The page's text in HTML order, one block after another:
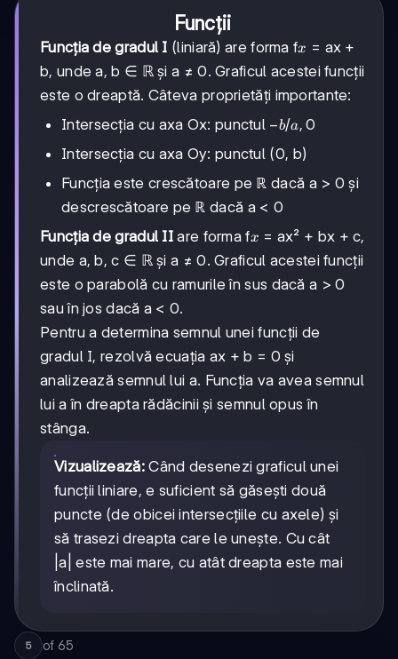
Funcții
Funcția de gradul I (liniară) are forma fx
x = ax +
b, unde a, b ∈ ℝ și a ≠ 0. Graficul acestei funcții
este o dreaptă. Câteva proprietăți importante:
Intersecția cu axa Ox: punctul -
0
−b/a, 0
Intersecția cu axa Oy: punctul (0, b)
Funcția este crescătoare pe ℝ dacă a > 0 și
descrescătoare pe ℝ dacă a < 0
Funcția de gradul II are forma fx
x = ax² + bx + c,
unde a, b, c ∈ ℝ și a ≠ 0. Graficul acestei funcții
este o parabolă cu ramurile în sus dacă a > 0
sau în jos dacă a < 0.
Pentru a determina semnul unei funcții de
gradul I, rezolvă ecuația ax + b = 0 și
analizează semnul lui a. Funcția va avea semnul
lui a în dreapta rădăcinii și semnul opus în
stânga.
Vizualizează:Când desenezi graficul unei
funcții liniare, e suficient să găsești două
puncte (de obicei intersecțiile cu axele) și
să trasezi dreapta care le unește. Cu cât
|a| este mai mare, cu atât dreapta este mai
înclinată.
5 of 65